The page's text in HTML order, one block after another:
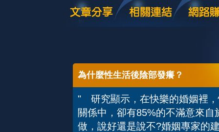
為什麼性生活後陰部發癢？
" 研究顯示，在快樂的婚姻裡，
關係中，卻有85%的不滿意來
做，說好還是說不?婚姻專家的